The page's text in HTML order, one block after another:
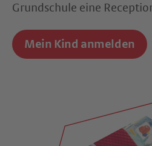
Grundschule eine
Mein Kind anmelden